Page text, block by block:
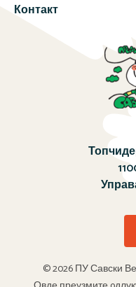
Контакт
© 2026 ПУ Савски